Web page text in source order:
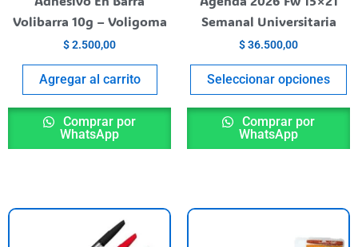
Volibarra 10g – Voligoma
$2.500,00
Agregar al carrito
Comprar por
WhatsApp
Semanal Universitaria
$36.500,00
Seleccionar opciones
Comprar por
WhatsApp
This